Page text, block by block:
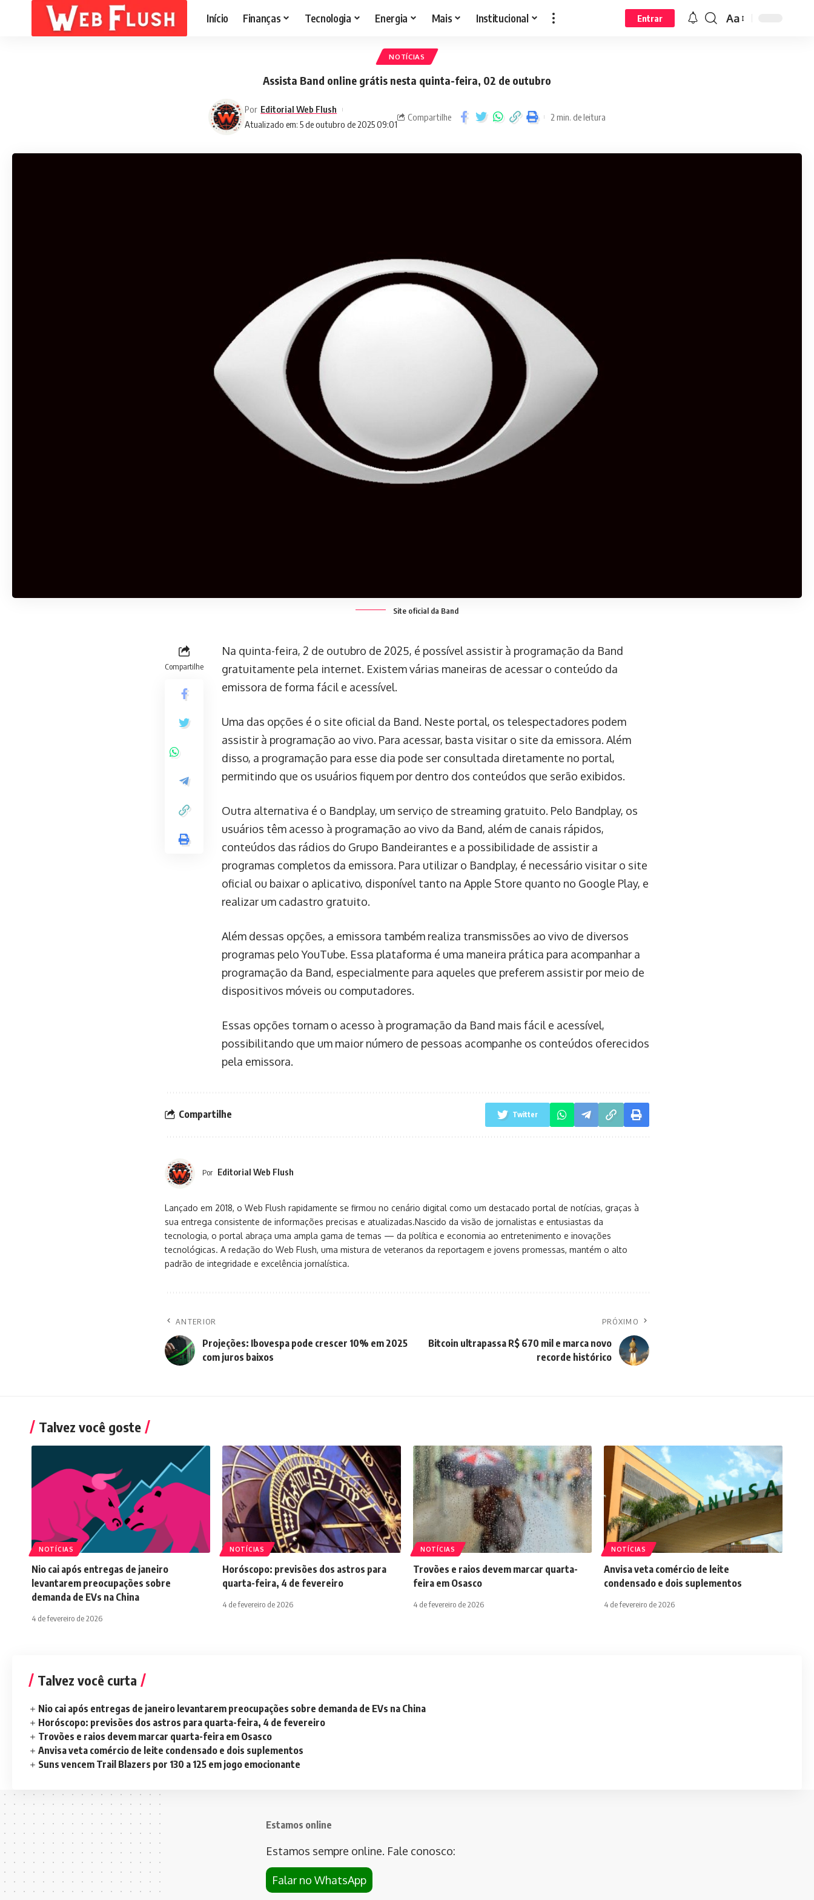
Início Finanças Tecnologia Energia Mais Institucional Entrar Aa
NOTÍCIAS
Assista Band online grátis nesta quinta-feira, 02 de outubro
Atualizado em: 5 de outubro de 2025 09:01
Por Editorial Web Flush
Compartilhe 2 min. de leitura
Site oficial da Band
Compartilhe
Na quinta-feira, 2 de outubro de 2025, é possível assistir à programação da Band
gratuitamente pela internet. Existem várias maneiras de acessar o conteúdo da
emissora de forma fácil e acessível.
Uma das opções é o site oficial da Band. Neste portal, os telespectadores podem
assistir à programação ao vivo. Para acessar, basta visitar o site da emissora. Além
disso, a programação para esse dia pode ser consultada diretamente no portal,
permitindo que os usuários fiquem por dentro dos conteúdos que serão exibidos.
Outra alternativa é o Bandplay, um serviço de streaming gratuito. Pelo Bandplay, os
usuários têm acesso à programação ao vivo da Band, além de canais rápidos,
conteúdos das rádios do Grupo Bandeirantes e a possibilidade de assistir a
programas completos da emissora. Para utilizar o Bandplay, é necessário visitar o site
oficial ou baixar o aplicativo, disponível tanto na Apple Store quanto no Google Play, e
realizar um cadastro gratuito.
Além dessas opções, a emissora também realiza transmissões ao vivo de diversos
programas pelo YouTube. Essa plataforma é uma maneira prática para acompanhar a
programação da Band, especialmente para aqueles que preferem assistir por meio de
dispositivos móveis ou computadores.
Essas opções tornam o acesso à programação da Band mais fácil e acessível,
possibilitando que um maior número de pessoas acompanhe os conteúdos oferecidos
pela emissora.
Compartilhe Twitter
Por Editorial Web Flush
Lançado em 2018, o Web Flush rapidamente se firmou no cenário digital como um destacado portal de notícias, graças à
sua entrega consistente de informações precisas e atualizadas.Nascido da visão de jornalistas e entusiastas da
tecnologia, o portal abraça uma ampla gama de temas — da política e economia ao entretenimento e inovações
tecnológicas. A redação do Web Flush, uma mistura de veteranos da reportagem e jovens promessas, mantém o alto
padrão de integridade e excelência jornalística.
ANTERIOR
Projeções: Ibovespa pode crescer 10% em 2025
com juros baixos
PRÓXIMO
Bitcoin ultrapassa R$ 670 mil e marca novo
recorde histórico
Talvez você goste
NOTÍCIAS
Nio cai após entregas de janeiro
levantarem preocupações sobre
demanda de EVs na China
4 de fevereiro de 2026
NOTÍCIAS
Horóscopo: previsões dos astros para
quarta-feira, 4 de fevereiro
4 de fevereiro de 2026
NOTÍCIAS
Trovões e raios devem marcar quarta-
feira em Osasco
4 de fevereiro de 2026
NOTÍCIAS
Anvisa veta comércio de leite
condensado e dois suplementos
4 de fevereiro de 2026
Talvez você curta
Nio cai após entregas de janeiro levantarem preocupações sobre demanda de EVs na China
Horóscopo: previsões dos astros para quarta-feira, 4 de fevereiro
Trovões e raios devem marcar quarta-feira em Osasco
Anvisa veta comércio de leite condensado e dois suplementos
Suns vencem Trail Blazers por 130 a 125 em jogo emocionante
Estamos online
Estamos sempre online. Fale conosco:
Falar no WhatsApp